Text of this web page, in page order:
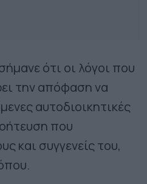
ότι οι λόγοι που
την απόφαση να
αυτοδιοικητικές
που
και συγγενείς του,